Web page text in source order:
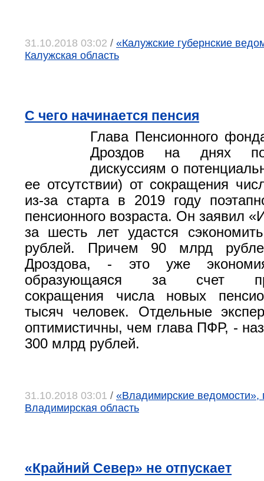
31.10.2018 03:02 / «Калужские губернские
Калужская область
С чего начинается пенсия
Глава Пенсионного
Дроздов на днях
дискуссиям о
ее отсутствии) от сокращения
из-за старта в 2019 году
пенсионного возраста. Он заявил
за шесть лет удастся
рублей. Причем 90 млрд
Дроздова, - это уже
образующаяся за счет
сокращения числа новых
тысяч человек. Отдельные
оптимистичны, чем глава ПФР, -
300 млрд рублей.
31.10.2018 03:01 / «Владимирские ведомости»,
Владимирская область
«Крайний Север» не отпускает